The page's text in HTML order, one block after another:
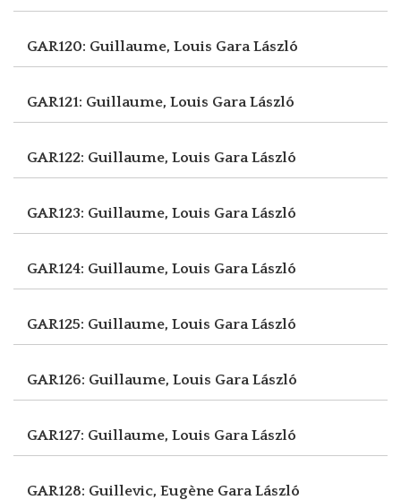
GAR120: Guillaume, Louis Gara László
GAR121: Guillaume, Louis Gara László
GAR122: Guillaume, Louis Gara László
GAR123: Guillaume, Louis Gara László
GAR124: Guillaume, Louis Gara László
GAR125: Guillaume, Louis Gara László
GAR126: Guillaume, Louis Gara László
GAR127: Guillaume, Louis Gara László
GAR128: Guillevic, Eugène Gara László